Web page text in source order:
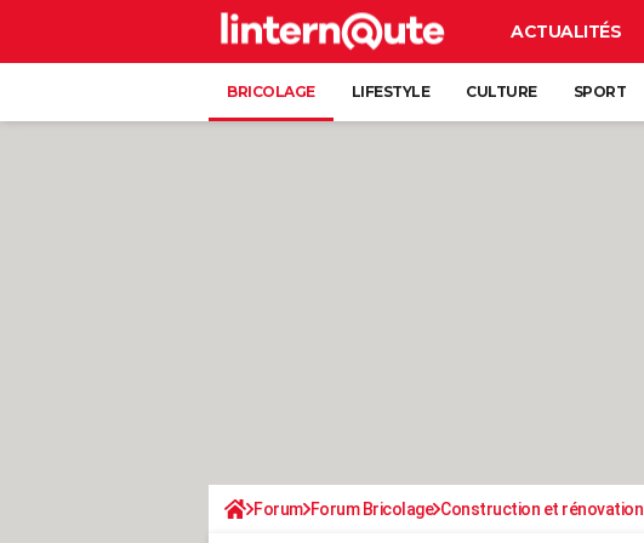
ACTUALITÉS
BRICOLAGE LIFESTYLE CULTURE SPORT
Forum Forum Bricolage Construction et rénovation